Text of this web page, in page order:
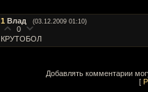
1 Влад (03.12.2009 01:10)
0
КРУТОБОЛ
Добавлять комментарии
[